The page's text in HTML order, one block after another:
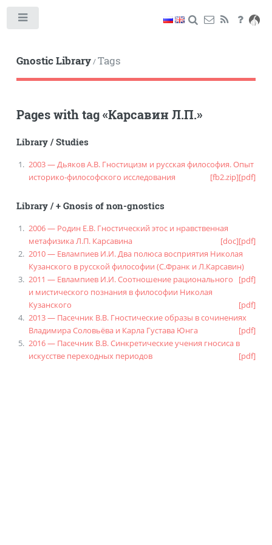
Gnostic Library/Tags
Pages with tag«Карсавин Л.П.»
Library/Studies
2003 — Дьяков А.В. Гностицизм и русская философия. Опыт
историко-философского исследования
[fb2.zip][pdf]
Library/+ Gnosis of non-gnostics
2006 — Родин Е.В. Гностический этос и нравственная
метафизика Л.П. Карсавина
[doc][pdf]
2010 — Евлампиев И.И. Два полюса восприятия Николая
Кузанского в русской философии (С.Франк и Л.Карсавин)
[pdf]
2011 — Евлампиев И.И. Соотношение рационального
и мистического познания в философии Николая
Кузанского
[pdf]
2013 — Пасечник В.В. Гностические образы в сочинениях
Владимира Соловьёва и Карла Густава Юнга
[pdf]
2016 — Пасечник В.В. Синкретические учения гносиса в
искусстве переходных периодов
[pdf]